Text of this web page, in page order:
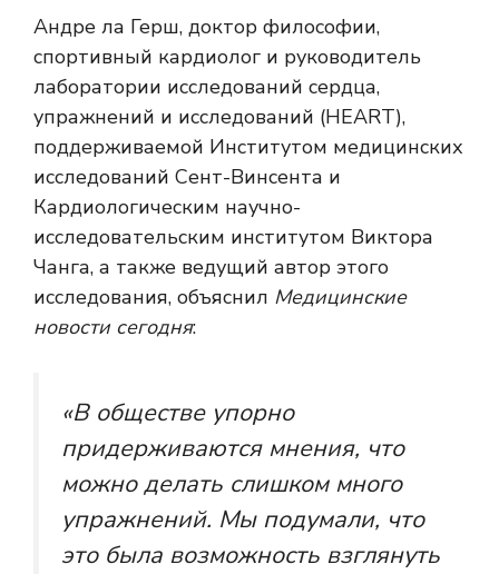
Андре ла Герш, доктор философии,
спортивный кардиолог и руководитель
лаборатории исследований сердца,
упражнений и исследований (HEART),
поддерживаемой Институтом медицинских
исследований Сент-Винсента и
Кардиологическим научно-
исследовательским институтом Виктора
Чанга, а также ведущий автор этого
исследования, объяснил Медицинские
новости сегодня:
«В обществе упорно
придерживаются мнения, что
можно делать слишком много
упражнений. Мы подумали, что
это была возможность взглянуть